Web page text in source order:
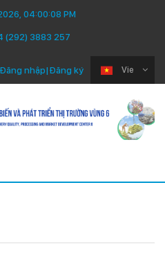
04:00:08 PM
(292) 3883 257
Vie
Đăng nhập|Đăng ký